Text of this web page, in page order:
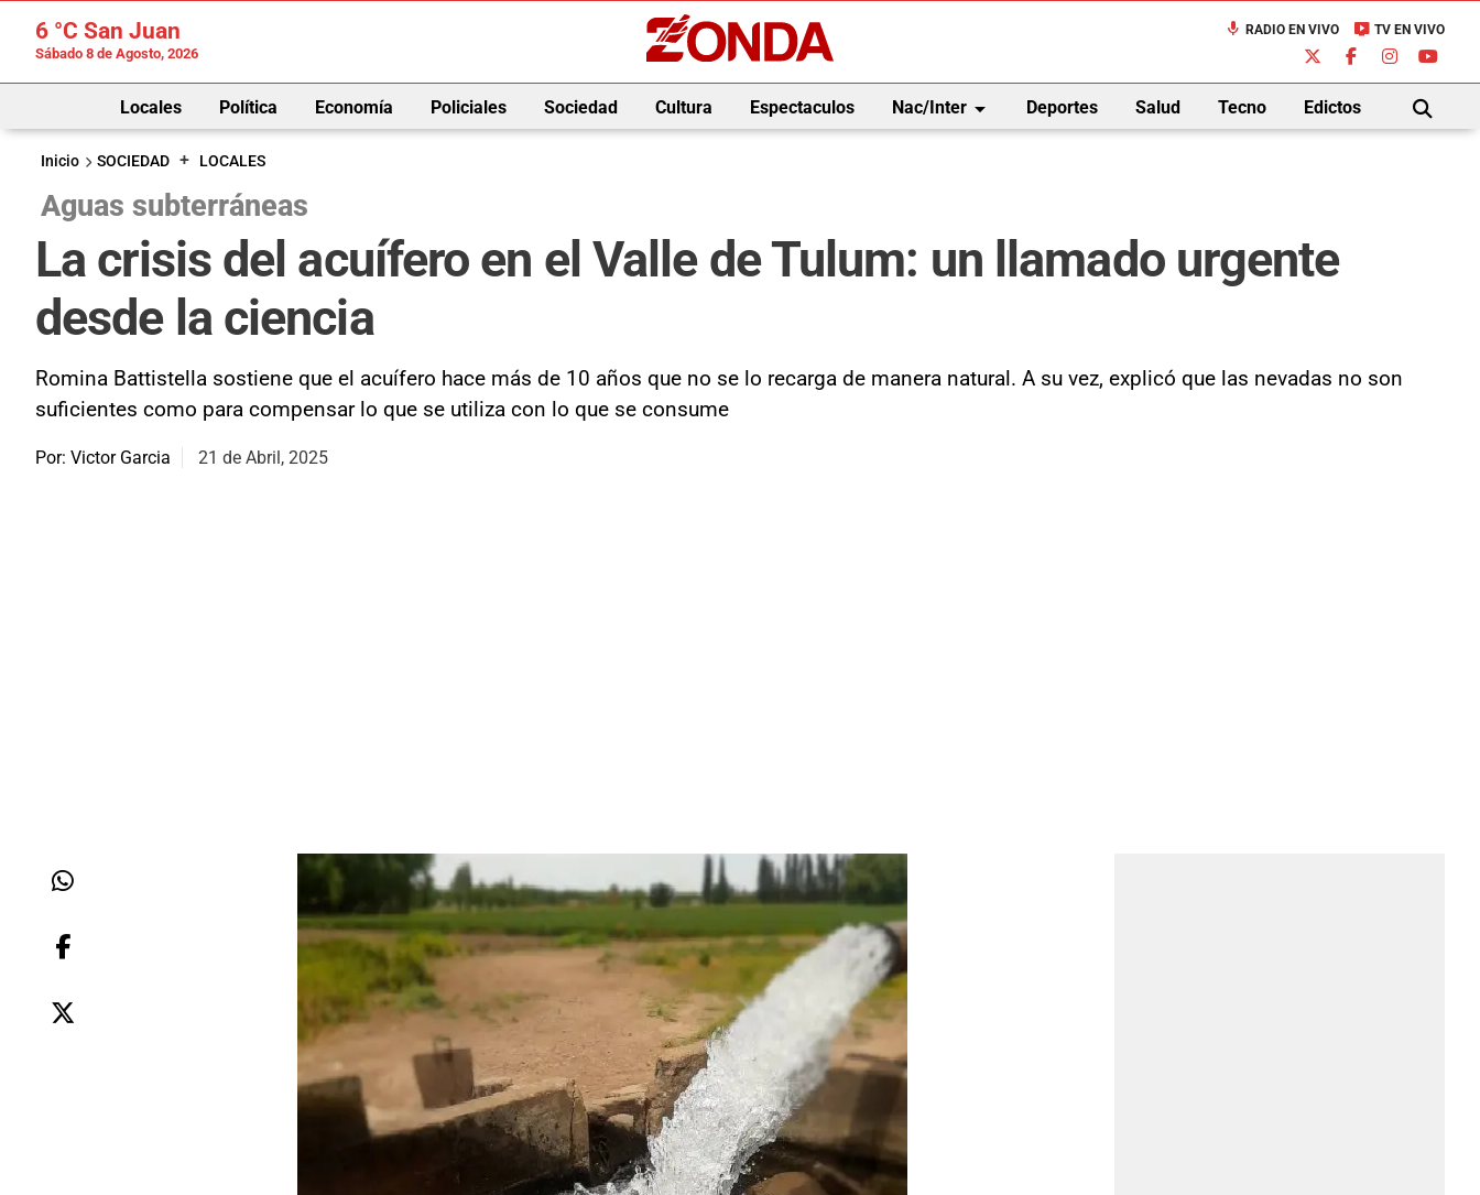
6 °C San Juan
Sábado 8 de Agosto, 2026
mic RADIO EN VIVO live_tv TV EN VIVO
Locales Política Economía Policiales Sociedad Cultura Espectaculos Nac/Interarrow_drop_down Deportes Salud Tecno Edictos
BUSCAR
Inicio
SOCIEDAD + LOCALES
Aguas subterráneas
La crisis del acuífero en el Valle de Tulum: un llamado urgente
desde la ciencia
Romina Battistella sostiene que el acuífero hace más de 10 años que no se lo recarga de manera natural. A su vez, explicó que las nevadas no son
suficientes como para compensar lo que se utiliza con lo que se consume
Por: Victor Garcia 21 de Abril, 2025